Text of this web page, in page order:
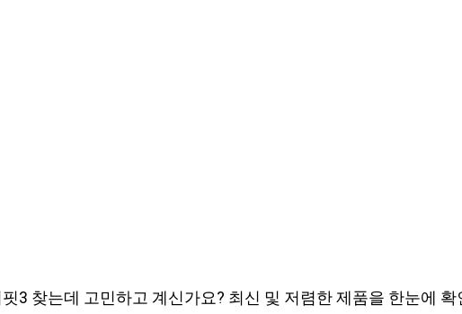
3 찾는데 고민하고 계신가요? 최신 및 저렴한 제품을 한눈에 확